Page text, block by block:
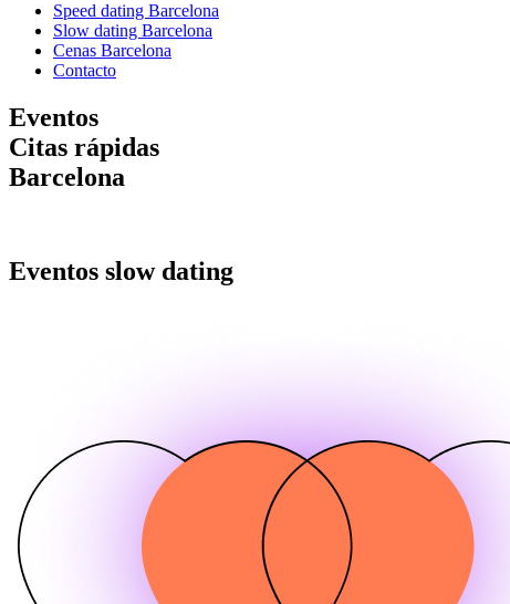
Speed dating Barcelona
Slow dating Barcelona
Cenas Barcelona
Contacto
Eventos
Citas rápidas
Barcelona
Eventos slow dating